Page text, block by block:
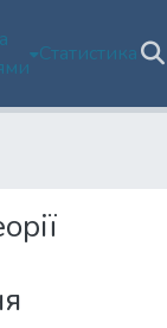
Статистика